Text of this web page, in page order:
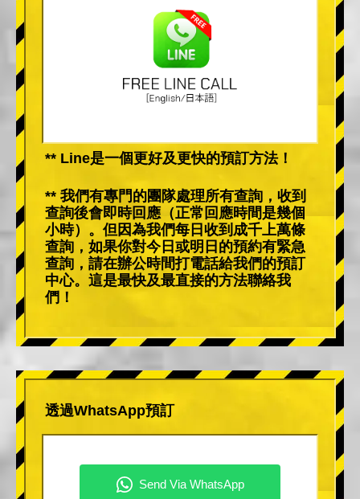
** Line是一個更好及更快的預訂方法！
** 我們有專門的團隊處理所有查詢，收到
查詢後會即時回應（正常回應時間是幾個
小時）。但因為我們每日收到成千上萬條
查詢，如果你對今日或明日的預約有緊急
查詢，請在辦公時間打電話給我們的預訂
中心。這是最快及最直接的方法聯絡我
們！
透過WhatsApp預訂